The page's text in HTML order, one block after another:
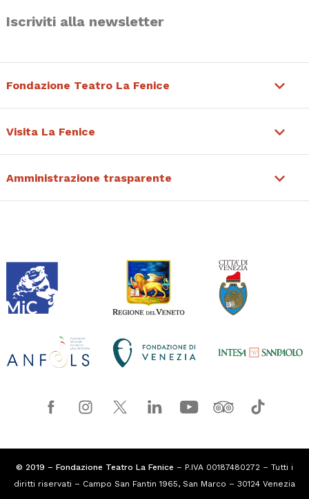
Iscriviti alla newsletter
Fondazione Teatro La Fenice
Visita La Fenice
Amministrazione trasparente
© 2019 – Fondazione Teatro La Fenice – P.IVA 00187480272 – Tutti i
diritti riservati – Campo San Fantin 1965, San Marco – 30124 Venezia